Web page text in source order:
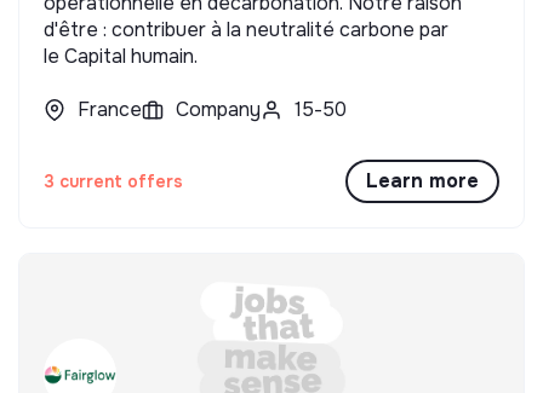
d'être : contribuer à la neutralité carbone par
le Capital humain.
France Company 15-50
3 current offers Learn more